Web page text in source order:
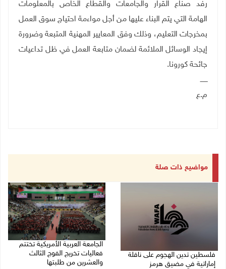
رفد صناع القرار والجامعات والقطاع الخاص بالمعلومات
الهامة التي يتم البناء عليها من أجل مواءمة احتياج سوق العمل
بمخرجات التعليم، وذلك وفق المعايير المهنية المتبعة وضرورة
إيجاد الوسائل الملائمة لضمان متابعة العمل في ظل تداعيات
جائحة كورونا.
ـــــــ
م.ع
مواضيع ذات صلة
فلسطين تدين الهجوم على ناقلة
إماراتية في مضيق هرمز
الجامعة العربية الأمريكية تختتم
فعاليات تخريج الفوج الثالث
والعشرين من طلبتها